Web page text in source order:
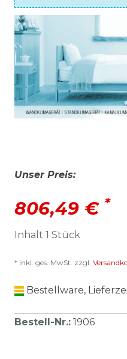
Unser Preis:
806,49 € *
Inhalt 1 Stück
* inkl. ges. MwSt. zzgl.
Bestellware,
Bestell-Nr.: 1906